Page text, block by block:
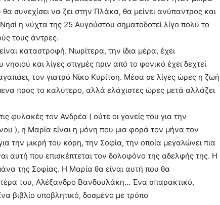
συνεχίσει να ζει στην Πλάκα, θα μείνει ανύπαντρος και
η νύχτα της 25 Αυγούστου σηματοδοτεί λίγο πολύ το
τους άντρες.
καταστροφή. Νωρίτερα, την ίδια μέρα, έχει
και λίγες στιγμές πριν από το φονικό έχει δεχτεί
τον γιατρό Νίκο Κυρίτση. Μέσα σε λίγες ώρες η ζωή
προς το καλύτερο, αλλά ελάχιστες ώρες μετά αλλάζει
φυλακές τον Ανδρέα ( ούτε οι γονείς του για την
), η Μαρία είναι η μόνη που μια φορά τον μήνα τον
την μικρή του κόρη, την Σοφία, την οποία μεγαλώνει πια
αυτή που επισκέπτεται τον δολοφόνο της αδελφής της. Η
της Σοφίας. Η Μαρία θα είναι αυτή που θα
του, Αλέξανδρο Βανδουλάκη… Ένα σπαρακτικό,
βιβλίο υποβλητικό, δοσμένο με τρόπο